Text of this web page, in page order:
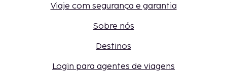
Viaje com segurança e garantia
Sobre nós
Destinos
Login para agentes de viagens